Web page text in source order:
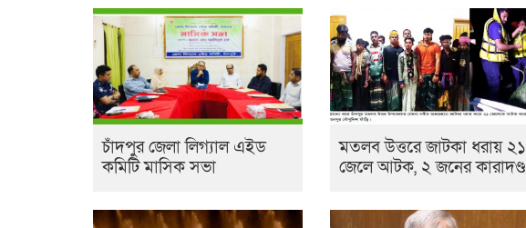
চাঁদপুর জেলা লিগ্যাল এইড
কমিটি মাসিক সভা
মতলব উত্তরে জাটকা ধরায় ২১
জেলে আটক, ২ জনের কারাদণ্ড